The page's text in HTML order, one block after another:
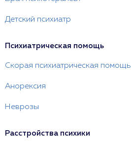
Детский психиатр
Психиатрическая помощь
Скорая психиатрическая помощь
Анорексия
Неврозы
Расстройства психики